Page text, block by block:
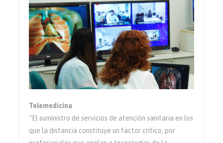
Telemedicina
“El suministro de servicios de atención sanitaria en los
que la distancia constituye un factor crítico, por